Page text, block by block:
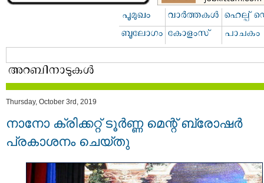
Thursday, October 3rd, 2019
നാനോ ക്രിക്കറ്റ് ടൂര്‍ണ്ണ മെന്റ് ബ്രോഷർ
പ്രകാശനം ചെയ്തു